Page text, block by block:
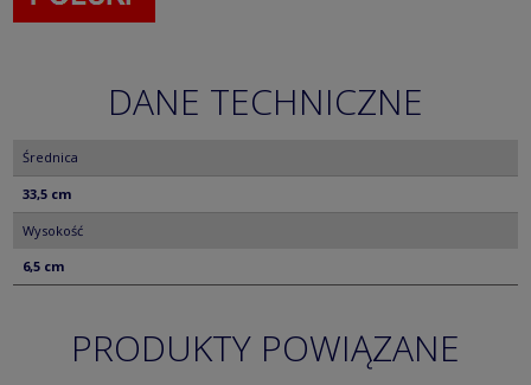
DANE TECHNICZNE
Średnica
33,5 cm
Wysokość
6,5 cm
PRODUKTY POWIĄZANE